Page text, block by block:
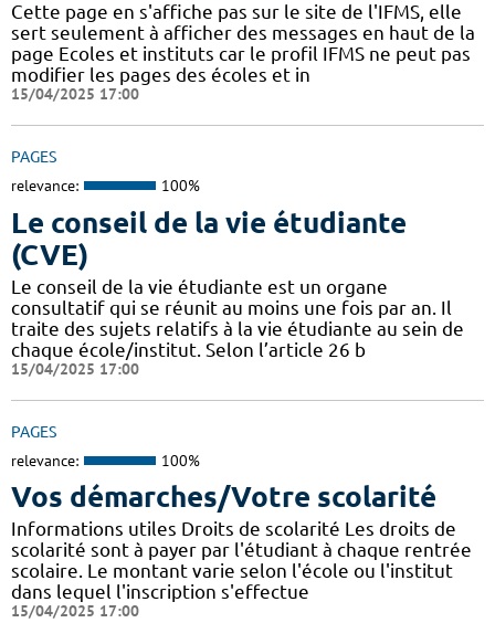
Cette page en s'affiche pas sur le site de l'IFMS, elle
sert seulement à afficher des messages en haut de la
page Ecoles et instituts car le profil IFMS ne peut pas
modifier les pages des écoles et in
15/04/2025 17:00
PAGES
relevance: 100%
Le conseil de la vie étudiante
(CVE)
Le conseil de la vie étudiante est un organe
consultatif qui se réunit au moins une fois par an. Il
traite des sujets relatifs à la vie étudiante au sein de
chaque école/institut. Selon l’article 26 b
15/04/2025 17:00
PAGES
relevance: 100%
Vos démarches/Votre scolarité
Informations utiles Droits de scolarité Les droits de
scolarité sont à payer par l'étudiant à chaque rentrée
scolaire. Le montant varie selon l'école ou l'institut
dans lequel l'inscription s'effectue
15/04/2025 17:00